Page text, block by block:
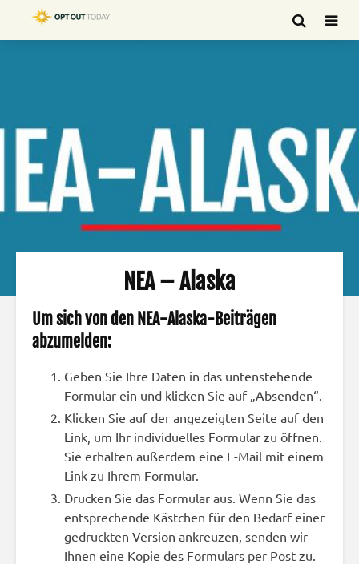
NEA – Alaska
Um sich von den NEA-Alaska-Beiträgen
abzumelden:
Geben Sie Ihre Daten in das untenstehende
Formular ein und klicken Sie auf „Absenden“.
Klicken Sie auf der angezeigten Seite auf den
Link, um Ihr individuelles Formular zu öffnen.
Sie erhalten außerdem eine E-Mail mit einem
Link zu Ihrem Formular.
Drucken Sie das Formular aus. Wenn Sie das
entsprechende Kästchen für den Bedarf einer
gedruckten Version ankreuzen, senden wir
Ihnen eine Kopie des Formulars per Post zu.